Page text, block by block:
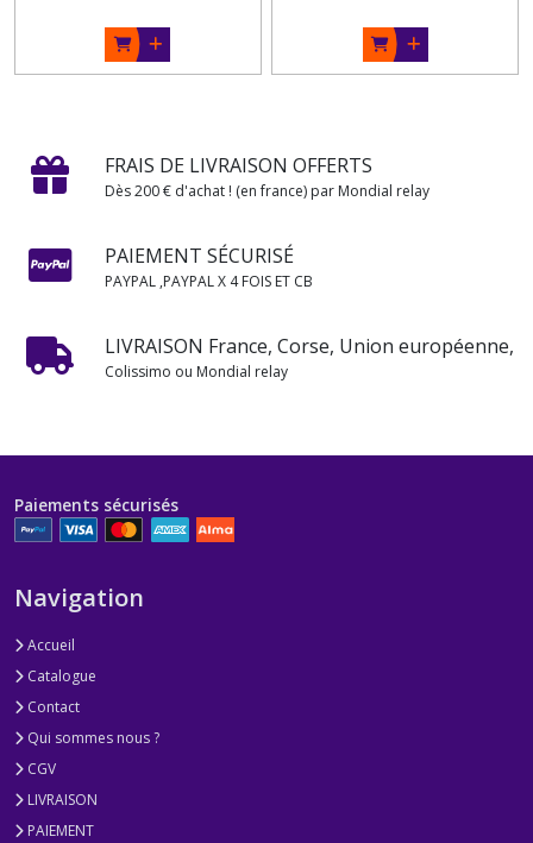
FRAIS DE LIVRAISON OFFERTS
Dès 200 € d'achat ! (en france) par Mondial relay
PAIEMENT SÉCURISÉ
PAYPAL ,PAYPAL X 4 FOIS ET CB
LIVRAISON France, Corse, Union européenne,
Colissimo ou Mondial relay
Paiements sécurisés
Navigation
Accueil
Catalogue
Contact
Qui sommes nous ?
CGV
LIVRAISON
PAIEMENT